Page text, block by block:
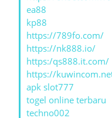
ea88
kp88
https://789fo.com/
https://nk888.io/
https:/qs888.it.com/
https://
apk slot777
togel online terbaru
techno002